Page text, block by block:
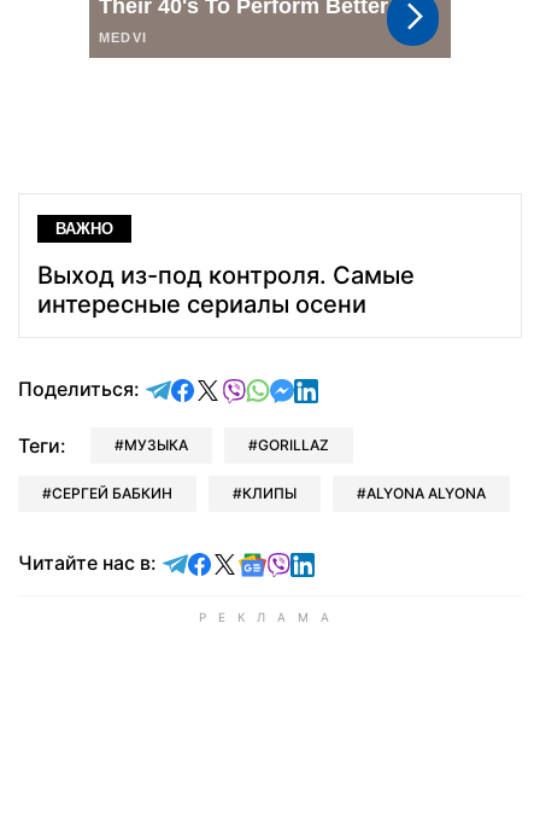
ВАЖНО
Выход из-под контроля. Самые
интересные сериалы осени
Поделиться: отправить в Telegram
поделиться в Facebook
поделиться в X
отправить в Viber
отправить в Whatsapp
отправить в Messenger
отправить в LinkedIn
Теги: МУЗЫКА GORILLAZ
СЕРГЕЙ БАБКИН КЛИПЫ ALYONA ALYONA
Читайте нас в: Читайте в Telegram
Читайте в Facebook
Читайте в X
Читайте в Google news
Читайте в Viber
Читайте в LinkedIn